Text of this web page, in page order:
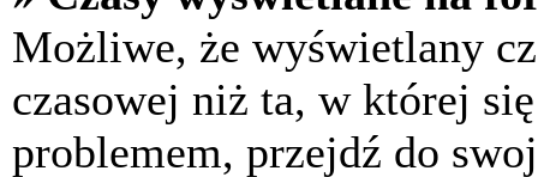
Możliwe, że wyświetlany
czasowej niż ta, w której
problemem, przejdź do